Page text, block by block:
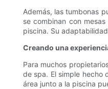
Además, las tumbonas
se combinan con
piscina. Su
Creando una
Para muchos
de spa. El simple hecho
área junto a la piscina